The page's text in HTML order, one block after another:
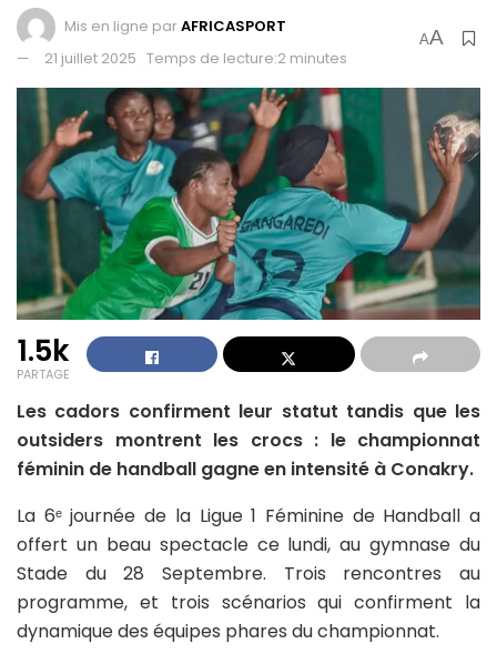
Mis en ligne parAFRICASPORT
21 juillet 2025 Temps de lecture:2 minutes
AA
1.5k
PARTAGE
Les cadors confirment leur statut tandis que les
outsiders montrent les crocs : le championnat
féminin de handball gagne en intensité à Conakry.
La 6ᵉ journée de la Ligue 1 Féminine de Handball a
offert un beau spectacle ce lundi, au gymnase du
Stade du 28 Septembre. Trois rencontres au
programme, et trois scénarios qui confirment la
dynamique des équipes phares du championnat.